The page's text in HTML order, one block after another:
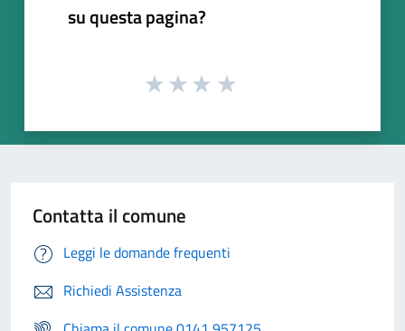
su questa pagina?
Contatta il comune
Leggi le domande frequenti
Richiedi Assistenza